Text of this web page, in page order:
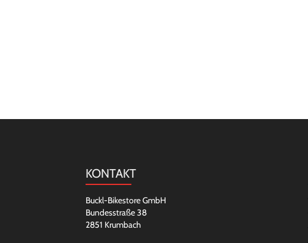
KONTAKT
Buckl-Bikestore GmbH
Bundesstraße 38
2851 Krumbach